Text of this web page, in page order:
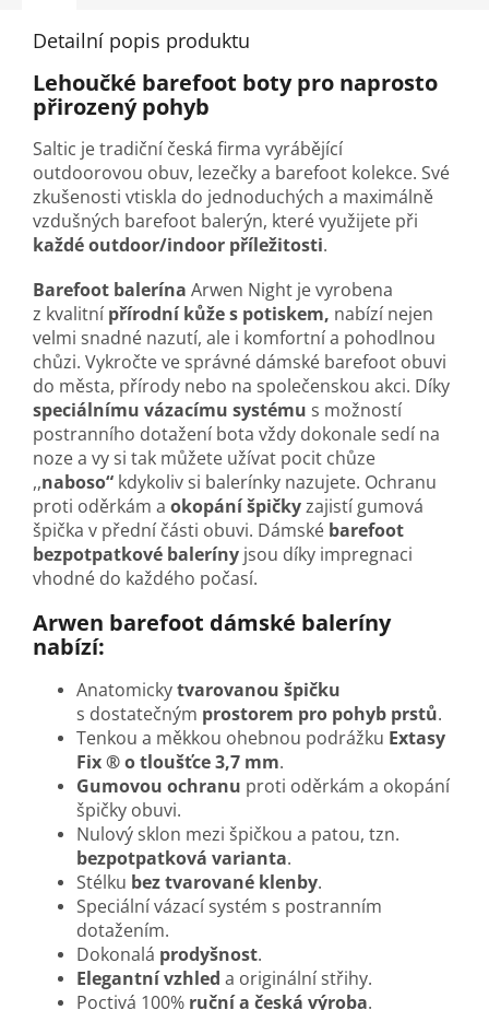
Detailní popis produktu
Lehoučké barefoot boty pro naprosto
přirozený pohyb
Saltic je tradiční česká firma vyrábějící
outdoorovou obuv, lezečky a barefoot kolekce. Své
zkušenosti vtiskla do jednoduchých a maximálně
vzdušných barefoot balerýn, které využijete při
každé outdoor/indoor příležitosti.
Barefoot balerína Arwen Night je vyrobena
z kvalitní přírodní kůže s potiskem, nabízí nejen
velmi snadné nazutí, ale i komfortní a pohodlnou
chůzi. Vykročte ve správné dámské barefoot obuvi
do města, přírody nebo na společenskou akci. Díky
speciálnímu vázacímu systému s možností
postranního dotažení bota vždy dokonale sedí na
noze a vy si tak můžete užívat pocit chůze
,,naboso“ kdykoliv si balerínky nazujete. Ochranu
proti oděrkám a okopání špičkyzajistí gumová
špička v přední části obuvi. Dámské barefoot
bezpotpatkové baleríny jsou díky impregnaci
vhodné do každého počasí.
Arwen barefoot dámské baleríny
nabízí:
Anatomickytvarovanou špičku
s dostatečným prostorem pro pohyb prstů.
Tenkou a měkkou ohebnou podrážku Extasy
Fix ® o tloušťce 3,7 mm.
Gumovou ochranu proti oděrkám a okopání
špičky obuvi.
Nulový sklon mezi špičkou a patou, tzn.
bezpotpatková varianta.
Stélku bez tvarované klenby.
Speciální vázací systém s postranním
dotažením.
Dokonalá prodyšnost.
Elegantní vzhled a originální střihy.
Poctivá 100% ruční a česká výroba.